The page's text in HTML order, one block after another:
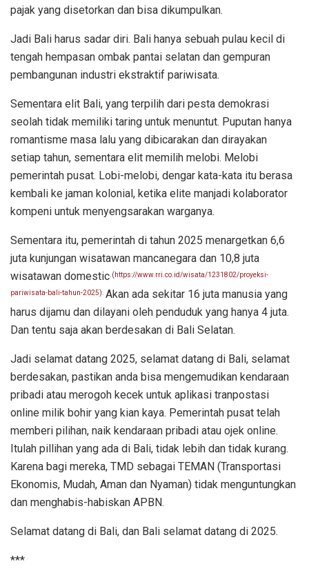
pajak yang disetorkan dan bisa dikumpulkan.
Jadi Bali harus sadar diri. Bali hanya sebuah pulau kecil di
tengah hempasan ombak pantai selatan dan gempuran
pembangunan industri ekstraktif pariwisata.
Sementara elit Bali, yang terpilih dari pesta demokrasi
seolah tidak memiliki taring untuk menuntut. Puputan hanya
romantisme masa lalu yang dibicarakan dan dirayakan
setiap tahun, sementara elit memilih melobi. Melobi
pemerintah pusat. Lobi-melobi, dengar kata-kata itu berasa
kembali ke jaman kolonial, ketika elite manjadi kolaborator
kompeni untuk menyengsarakan warganya.
Sementara itu, pemerintah di tahun 2025 menargetkan 6,6
juta kunjungan wisatawan mancanegara dan 10,8 juta
wisatawan domestic .( https://www.rri.co.id/wisata/1231802/proyeksi-
pariwisata-bali-tahun-2025) Akan ada sekitar 16 juta manusia yang
harus dijamu dan dilayani oleh penduduk yang hanya 4 juta.
Dan tentu saja akan berdesakan di Bali Selatan.
Jadi selamat datang 2025, selamat datang di Bali, selamat
berdesakan, pastikan anda bisa mengemudikan kendaraan
pribadi atau merogoh kecek untuk aplikasi tranpostasi
online milik bohir yang kian kaya. Pemerintah pusat telah
memberi pilihan, naik kendaraan pribadi atau ojek online.
Itulah pillihan yang ada di Bali, tidak lebih dan tidak kurang.
Karena bagi mereka, TMD sebagai TEMAN (Transportasi
Ekonomis, Mudah, Aman dan Nyaman) tidak menguntungkan
dan menghabis-habiskan APBN.
Selamat datang di Bali, dan Bali selamat datang di 2025.
***